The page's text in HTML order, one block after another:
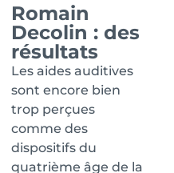
Romain
Decolin : des
résultats
Les aides auditives
sont encore bien
trop perçues
comme des
dispositifs du
quatrième âge de la